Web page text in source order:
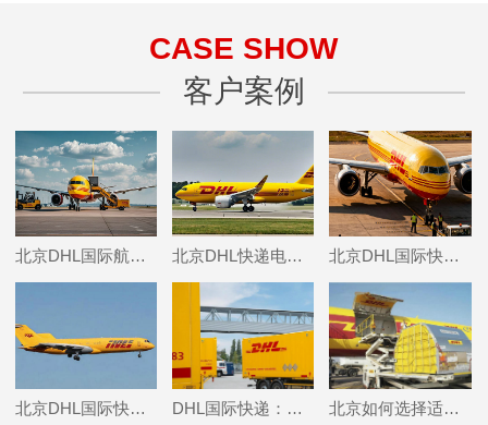
CASE SHOW
客户案例
北京DHL国际航空快递,北京DHL国际快递邮寄玉石的具体包装要求是什么？ 北京DHL快递电话,北京DHL快递邮寄无人机有哪些注意事项？ 北京DHL国际快递邮寄食品,北京DHL寄往德国粽子如何申报清关？
北京DHL国际快递邮寄香水的时效,北京DHL国际快递上门取件电话 DHL国际快递：铁路运输的新选择 北京如何选择适合自己的国际物流租货柜公司？